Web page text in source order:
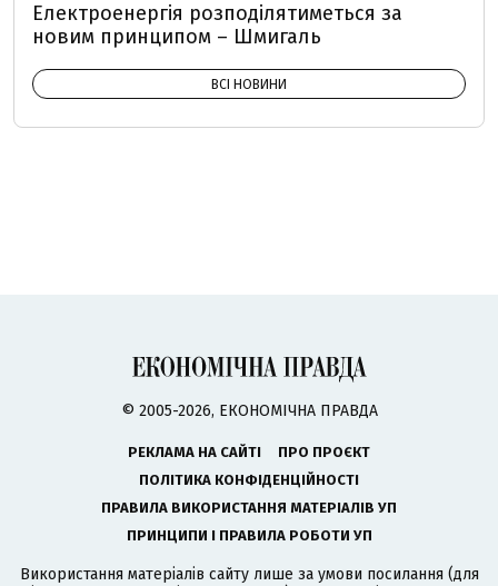
Електроенергія розподілятиметься за
новим принципом – Шмигаль
ВСІ НОВИНИ
© 2005-2026, ЕКОНОМІЧНА ПРАВДА
РЕКЛАМА НА САЙТІ
ПРО ПРОЄКТ
ПОЛІТИКА КОНФІДЕНЦІЙНОСТІ
ПРАВИЛА ВИКОРИСТАННЯ МАТЕРІАЛІВ УП
ПРИНЦИПИ І ПРАВИЛА РОБОТИ УП
Використання матеріалів сайту лише за умови посилання (для